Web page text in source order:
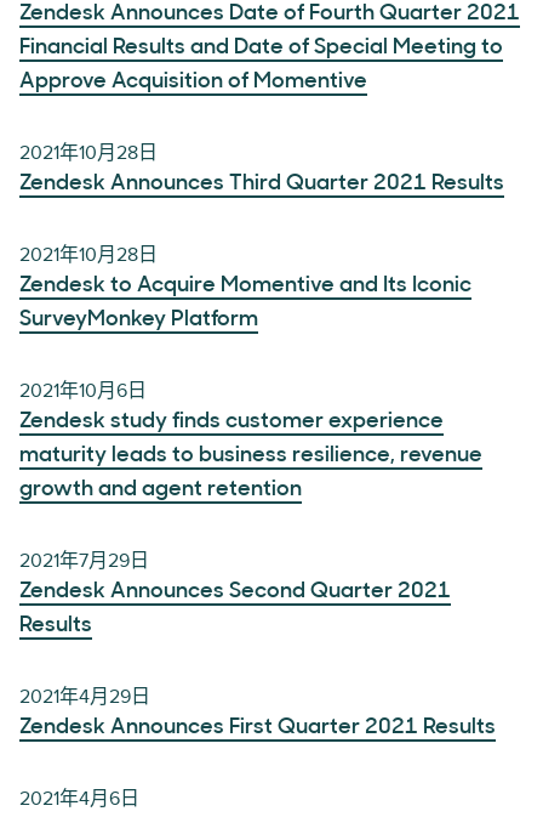
Zendesk Announces Date of Fourth Quarter 2021
Financial Results and Date of Special Meeting to
Approve Acquisition of Momentive
2021年10月28日
Zendesk Announces Third Quarter 2021 Results
2021年10月28日
Zendesk to Acquire Momentive and Its Iconic
SurveyMonkey Platform
2021年10月6日
Zendesk study finds customer experience
maturity leads to business resilience, revenue
growth and agent retention
2021年7月29日
Zendesk Announces Second Quarter 2021
Results
2021年4月29日
Zendesk Announces First Quarter 2021 Results
2021年4月6日